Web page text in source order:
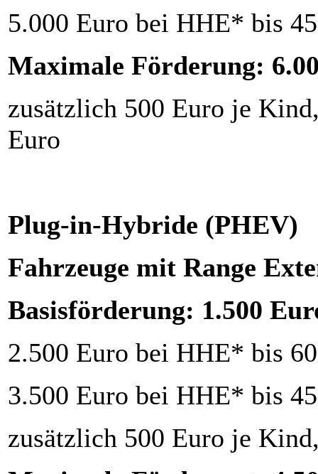
5.000 Euro bei HHE* bis
Maximale Förderung:
zusätzlich 500 Euro je
Plug-in-Hybride (PHEV)
Fahrzeuge mit Range
Basisförderung: 1.500
2.500 Euro bei HHE* bis
3.500 Euro bei HHE* bis
zusätzlich 500 Euro je